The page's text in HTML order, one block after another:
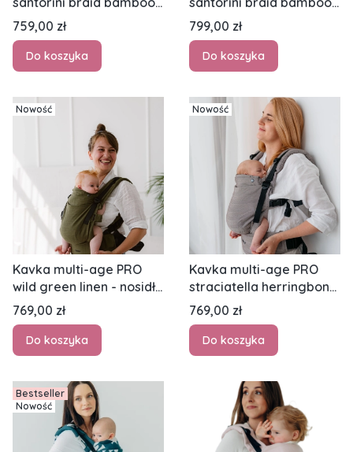
SILVER - nosidło
hybrydowe regulowane
Cena
759,00 zł
Do koszyka
SILVER - nosidło
klamrowe regulowane
Cena
799,00 zł
Do koszyka
Nowość
Kavka multi-age PRO
wild green linen - nosidło
kalmrowe regulowane
Cena
769,00 zł
Do koszyka
Nowość
Kavka multi-age PRO
straciatella herringbone
bamboo - nosidło
klamrowe regulowane
Cena
769,00 zł
Do koszyka
Bestseller
Nowość